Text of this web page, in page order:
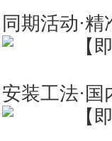
同期活动·
安装工法·